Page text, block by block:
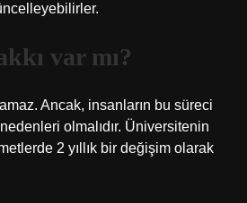
var mı?
Ancak, insanların bu süreci
olmalıdır. Üniversitenin
2 yıllık bir değişim olarak